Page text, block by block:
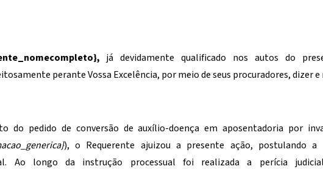
, já devidamente qualificado nos autos do
perante Vossa Excelência, por meio de seus procuradores, dizer e
do pedido de conversão de auxílio-doença em aposentadoria por
), o Requerente ajuizou a presente ação, postulando a
Ao longo da instrução processual foi realizada a perícia